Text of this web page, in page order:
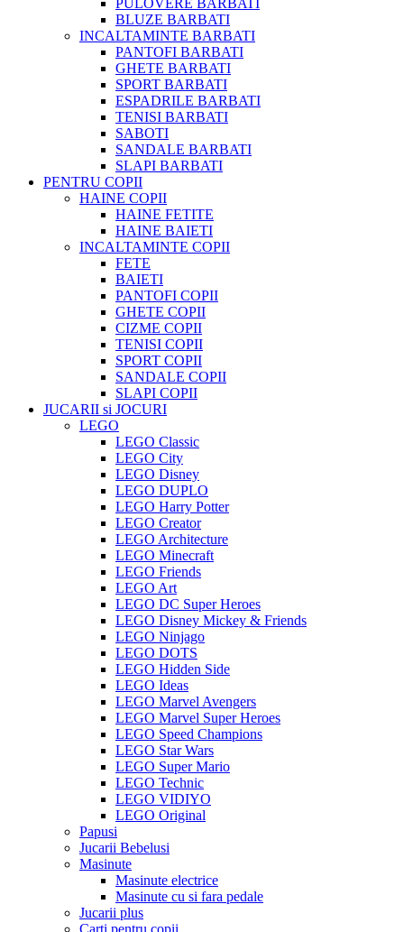
PULOVERE BARBATI
BLUZE BARBATI
INCALTAMINTE BARBATI
PANTOFI BARBATI
GHETE BARBATI
SPORT BARBATI
ESPADRILE BARBATI
TENISI BARBATI
SABOTI
SANDALE BARBATI
SLAPI BARBATI
PENTRU COPII
HAINE COPII
HAINE FETITE
HAINE BAIETI
INCALTAMINTE COPII
FETE
BAIETI
PANTOFI COPII
GHETE COPII
CIZME COPII
TENISI COPII
SPORT COPII
SANDALE COPII
SLAPI COPII
JUCARII si JOCURI
LEGO
LEGO Classic
LEGO City
LEGO Disney
LEGO DUPLO
LEGO Harry Potter
LEGO Creator
LEGO Architecture
LEGO Minecraft
LEGO Friends
LEGO Art
LEGO DC Super Heroes
LEGO Disney Mickey & Friends
LEGO Ninjago
LEGO DOTS
LEGO Hidden Side
LEGO Ideas
LEGO Marvel Avengers
LEGO Marvel Super Heroes
LEGO Speed Champions
LEGO Star Wars
LEGO Super Mario
LEGO Technic
LEGO VIDIYO
LEGO Original
Papusi
Jucarii Bebelusi
Masinute
Masinute electrice
Masinute cu si fara pedale
Jucarii plus